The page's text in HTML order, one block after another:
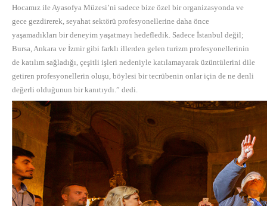
Hocamız ile Ayasofya Müzesi’ni sadece bize özel bir organizasyonda ve
gece gezdirerek, seyahat sektörü profesyonellerine daha önce
yaşamadıkları bir deneyim yaşatmayı hedefledik. Sadece İstanbul değil;
Bursa, Ankara ve İzmir gibi farklı illerden gelen turizm profesyonellerinin
de katılım sağladığı, çeşitli işleri nedeniyle katılamayarak üzüntülerini dile
getiren profesyonellerin oluşu, böylesi bir tecrübenin onlar için de ne denli
değerli olduğunun bir kanıtıydı.” dedi.